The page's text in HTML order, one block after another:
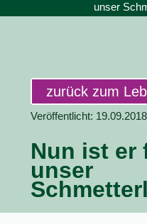
unser
zurück zum
Veröffentlicht:
Nun ist er
unser